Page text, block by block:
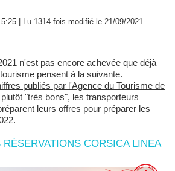
| Lu 1314 fois modifié le 21/09/2021
pensent à la suivante.
publiés par l'Agence du Tourisme de
"très bons", les transporteurs
leurs offres pour préparer les
CORSICA LINEA